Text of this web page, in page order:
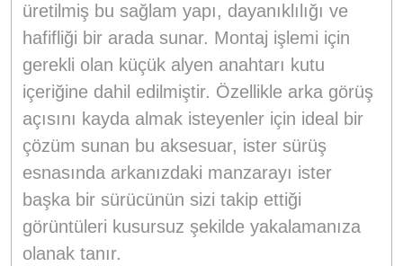
üretilmiş bu sağlam yapı, dayanıklılığı ve
hafifliği bir arada sunar. Montaj işlemi için
gerekli olan küçük alyen anahtarı kutu
içeriğine dahil edilmiştir. Özellikle arka görüş
açısını kayda almak isteyenler için ideal bir
çözüm sunan bu aksesuar, ister sürüş
esnasında arkanızdaki manzarayı ister
başka bir sürücünün sizi takip ettiği
görüntüleri kusursuz şekilde yakalamanıza
olanak tanır.